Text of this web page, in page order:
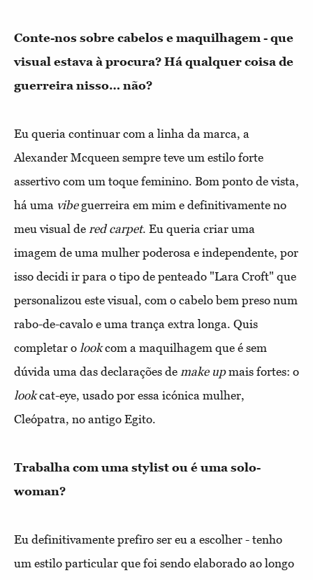
Conte-nos sobre cabelos e maquilhagem - que
visual estava à procura? Há qualquer coisa de
guerreira nisso… não?
Eu queria continuar com a linha da marca, a
Alexander Mcqueen sempre teve um estilo forte
assertivo com um toque feminino. Bom ponto de vista,
há uma vibeguerreira em mim e definitivamente no
meu visual de red carpet. Eu queria criar uma
imagem de uma mulher poderosa e independente, por
isso decidi ir para o tipo de penteado "Lara Croft" que
personalizou este visual, com o cabelo bem preso num
rabo-de-cavalo e uma trança extra longa. Quis
completar o lookcom a maquilhagem que é sem
dúvida uma das declarações de make upmais fortes: o
lookcat-eye, usado por essa icónica mulher,
Cleópatra, no antigo Egito.
Trabalha com uma stylist ou é uma solo-
woman?
Eu definitivamente prefiro ser eu a escolher - tenho
um estilo particular que foi sendo elaborado ao longo